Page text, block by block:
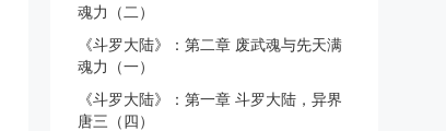
魂力（二）
《斗罗大陆》：第二章 废武魂与先天满
魂力（一）
《斗罗大陆》：第一章 斗罗大陆，异界
唐三（四）